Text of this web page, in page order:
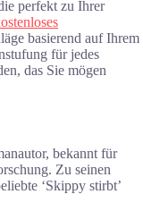
perfekt zu Ihrer
basierend auf Ihrem
für jedes
das Sie mögen
bekannt für
Zu seinen
‘Skippy stirbt’